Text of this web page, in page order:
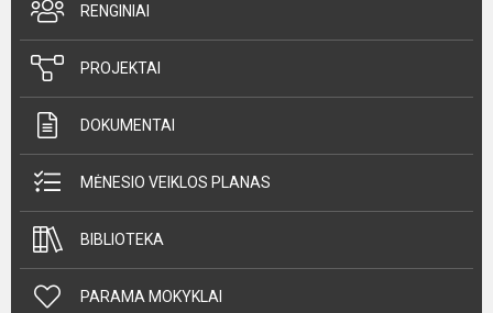
RENGINIAI
PROJEKTAI
DOKUMENTAI
MĖNESIO VEIKLOS PLANAS
BIBLIOTEKA
PARAMA MOKYKLAI